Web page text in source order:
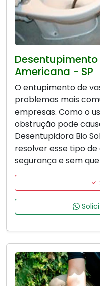
Americana - SP
O entupimento de
problemas mais
empresas. Como o
obstrução pode
Desentupidora Bio
resolver esse tipo
segurança e sem